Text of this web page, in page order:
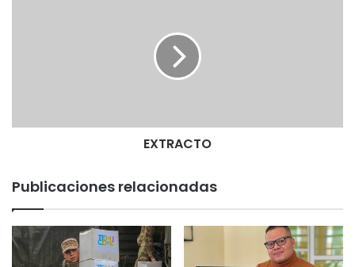
EXTRACTO
Publicaciones relacionadas